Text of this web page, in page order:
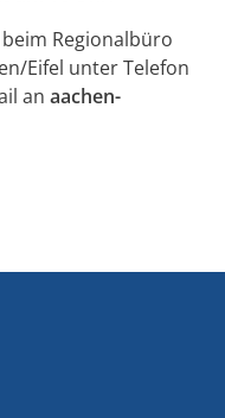
Regionalbüro
Eifel unter Telefon
an aachen-